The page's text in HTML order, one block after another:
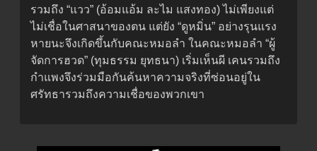
รวมถึง “แวว” (อ้อมแอ้ม ละไม แสงทอง) ไม่เพียงแต่
ไม่เชื่อในศาสนาของตน แต่ยัง “ดูหมิ่น” อย่างรุนแรง
หายนะจึงเกิดขึ้นกับคณะหมอลำ ในคณะหมอลำ “ผู้
จัดการฮวด” (ทุมธรรม ยุทธนา) เริ่มเห็นผี เคนรวมถึง
กำแพงจึงร่วมมือกันค้นหาความจริงที่ซ่อนอยู่ใน
ศรัทธารวมถึงความเชื่อของพวกเขา